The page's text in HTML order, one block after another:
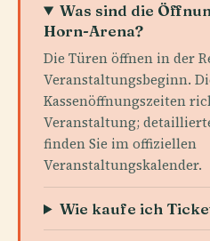
Was sind die
Horn-Arena?
Die Türen öffnen in der
Veranstaltungsbeginn.
Kassenöffnungszeiten
Veranstaltung;
finden Sie im offiziellen
Veranstaltungskalender.
Wie kaufe ich